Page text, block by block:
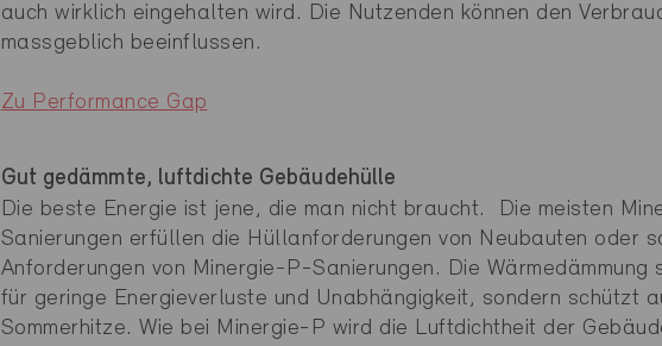
auch wirklich eingehalten wird. Die Nutzenden können den
massgeblich beeinflussen.
Zu Performance Gap
Gut gedämmte, luftdichte Gebäudehülle
Die beste Energie ist jene, die man nicht braucht. Die meisten
Sanierungen erfüllen die Hüllanforderungen von Neubauten oder
Anforderungen von Minergie-P-Sanierungen. Die Wärmedämmung
für geringe Energieverluste und Unabhängigkeit, sondern schützt
Sommerhitze. Wie bei Minergie-P wird die Luftdichtheit der